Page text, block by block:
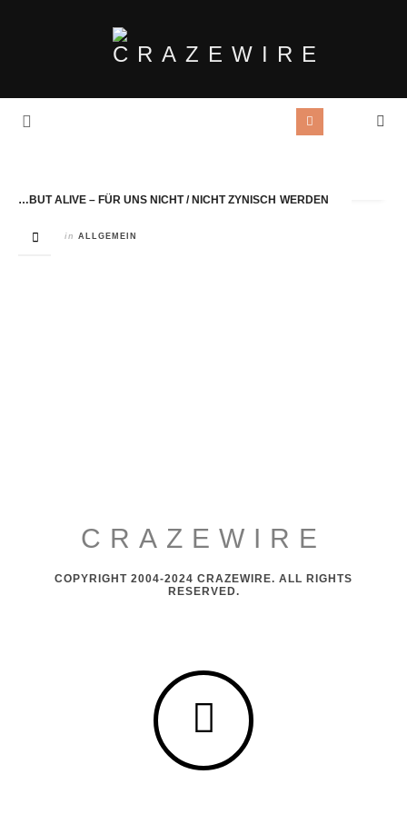
…BUT ALIVE – FÜR UNS NICHT / NICHT ZYNISCH WERDEN
in ALLGEMEIN
CRAZEWIRE
COPYRIGHT 2004-2024 CRAZEWIRE. ALL RIGHTS
RESERVED.